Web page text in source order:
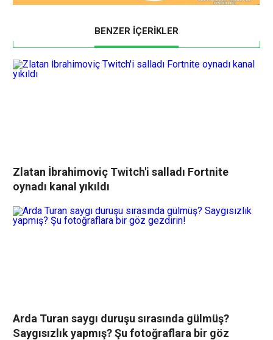
BENZER İÇERİKLER
Zlatan İbrahimoviç Twitch'i salladı Fortnite
oynadı kanal yıkıldı
Arda Turan saygı duruşu sırasında gülmüş?
Saygısızlık yapmış? Şu fotoğraflara bir göz